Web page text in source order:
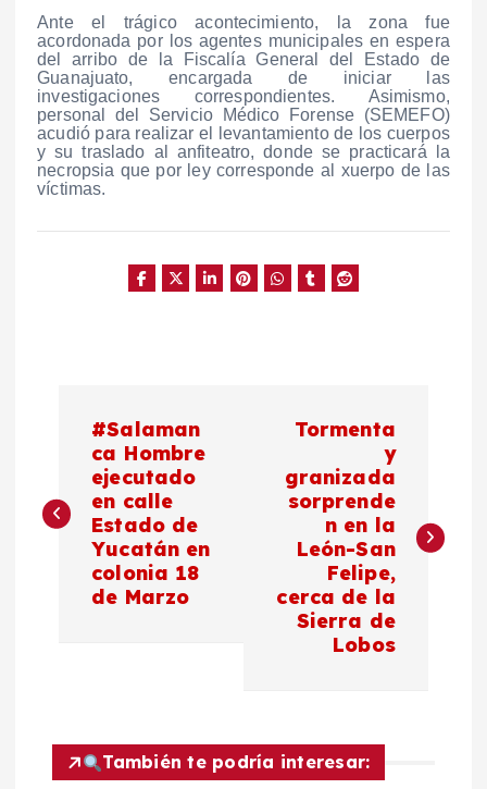
Ante el trágico acontecimiento, la zona fue
acordonada por los agentes municipales en espera
del arribo de la Fiscalía General del Estado de
Guanajuato, encargada de iniciar las
investigaciones correspondientes. Asimismo,
personal del Servicio Médico Forense (SEMEFO)
acudió para realizar el levantamiento de los cuerpos
y su traslado al anfiteatro, donde se practicará la
necropsia que por ley corresponde al xuerpo de las
víctimas.
v
c
#Salaman
ca Hombre
ejecutado
en calle
Estado de
Yucatán en
colonia 18
de Marzo
Tormenta
y
granizada
sorprende
n en la
León-San
Felipe,
cerca de la
Sierra de
Lobos
También te podría interesar: